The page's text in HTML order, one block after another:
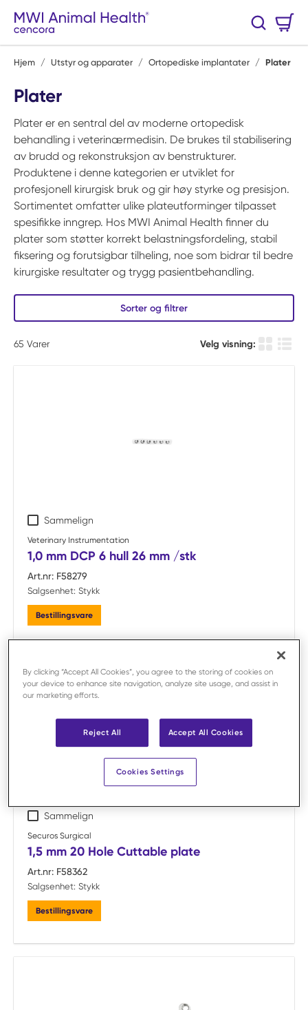
Hopp til hovedinnhold
Søk
Hjem / Utstyr og apparater / Ortopediske implantater / Plater
Plater
Plater er en sentral del av moderne ortopedisk
behandling i veterinærmedisin. De brukes til stabilisering
av brudd og rekonstruksjon av benstrukturer.
Produktene i denne kategorien er utviklet for
profesjonell kirurgisk bruk og gir høy styrke og presisjon.
Sortimentet omfatter ulike plateutforminger tilpasset
spesifikke inngrep. Hos MWI Animal Health finner du
plater som støtter korrekt belastningsfordeling, stabil
fiksering og forutsigbar tilheling, noe som bidrar til bedre
kirurgiske resultater og trygg pasientbehandling.
Sorter og filtrer
65 Varer Velg visning:
Sammelign
Veterinary Instrumentation
1,0 mm DCP 6 hull 26 mm /stk
Art.nr: F58279
Salgsenhet: Stykk
Bestillingsvare
Sammelign
Securos Surgical
1,5 mm 20 Hole Cuttable plate
Art.nr: F58362
Salgsenhet: Stykk
Bestillingsvare
By clicking “Accept All Cookies”, you agree to the storing of cookies on
your device to enhance site navigation, analyze site usage, and assist in
our marketing efforts.
Reject All Accept All Cookies
Cookies Settings